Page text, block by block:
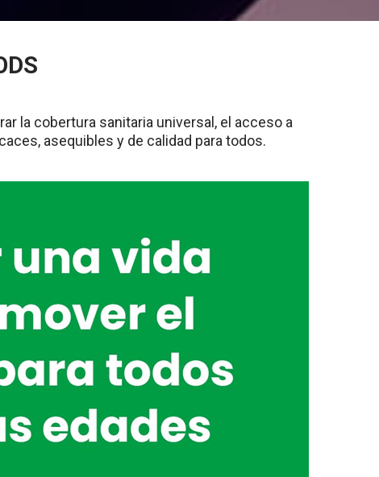
la cobertura sanitaria universal, el acceso a
asequibles y de calidad para todos.